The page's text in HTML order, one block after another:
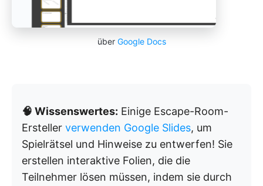
über Google Docs
🧠 Wissenswertes: Einige Escape-Room-
Ersteller verwenden Google Slides, um
Spielrätsel und Hinweise zu entwerfen! Sie
erstellen interaktive Folien, die die
Teilnehmer lösen müssen, indem sie durch